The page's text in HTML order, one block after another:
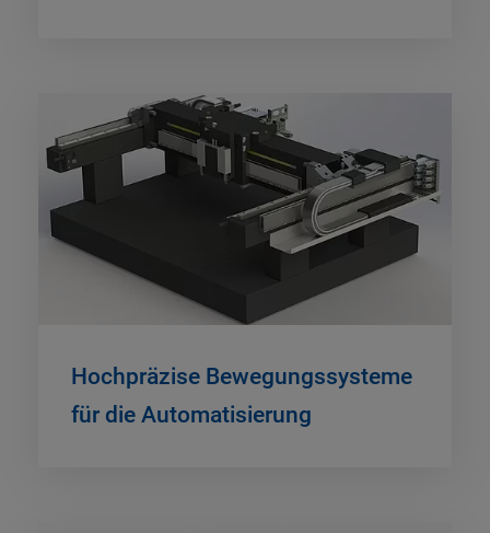
Hochpräzise Bewegungssysteme
für die Automatisierung